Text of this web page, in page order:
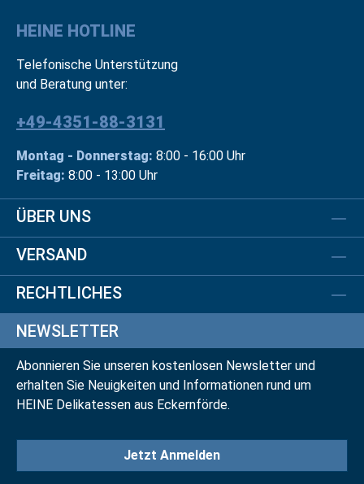
HEINE HOTLINE
Telefonische Unterstützung
und Beratung unter:
+49-4351-88-3131
Montag - Donnerstag: 8:00 - 16:00 Uhr
Freitag: 8:00 - 13:00 Uhr
ÜBER UNS
VERSAND
RECHTLICHES
NEWSLETTER
Abonnieren Sie unseren kostenlosen Newsletter und
erhalten Sie Neuigkeiten und Informationen rund um
HEINE Delikatessen aus Eckernförde.
Jetzt Anmelden